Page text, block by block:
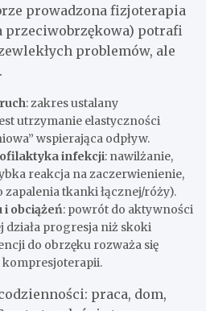
prowadzona fizjoterapia
przeciwobrzękowa) potrafi
problemów, ale
: zakres ustalany
utrzymanie elastyczności
wspierająca odpływ.
infekcji: nawilżanie,
reakcja na zaczerwienienie,
tkanki łącznej/róży).
i obciążeń: powrót do aktywności
działa progresja niż skoki
do obrzęku rozważa się
kompresjoterapii.
praca, dom,